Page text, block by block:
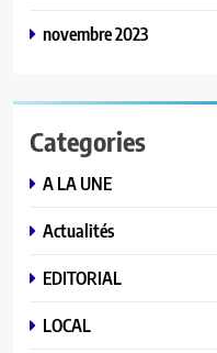
novembre 2023
Categories
A LA UNE
Actualités
EDITORIAL
LOCAL